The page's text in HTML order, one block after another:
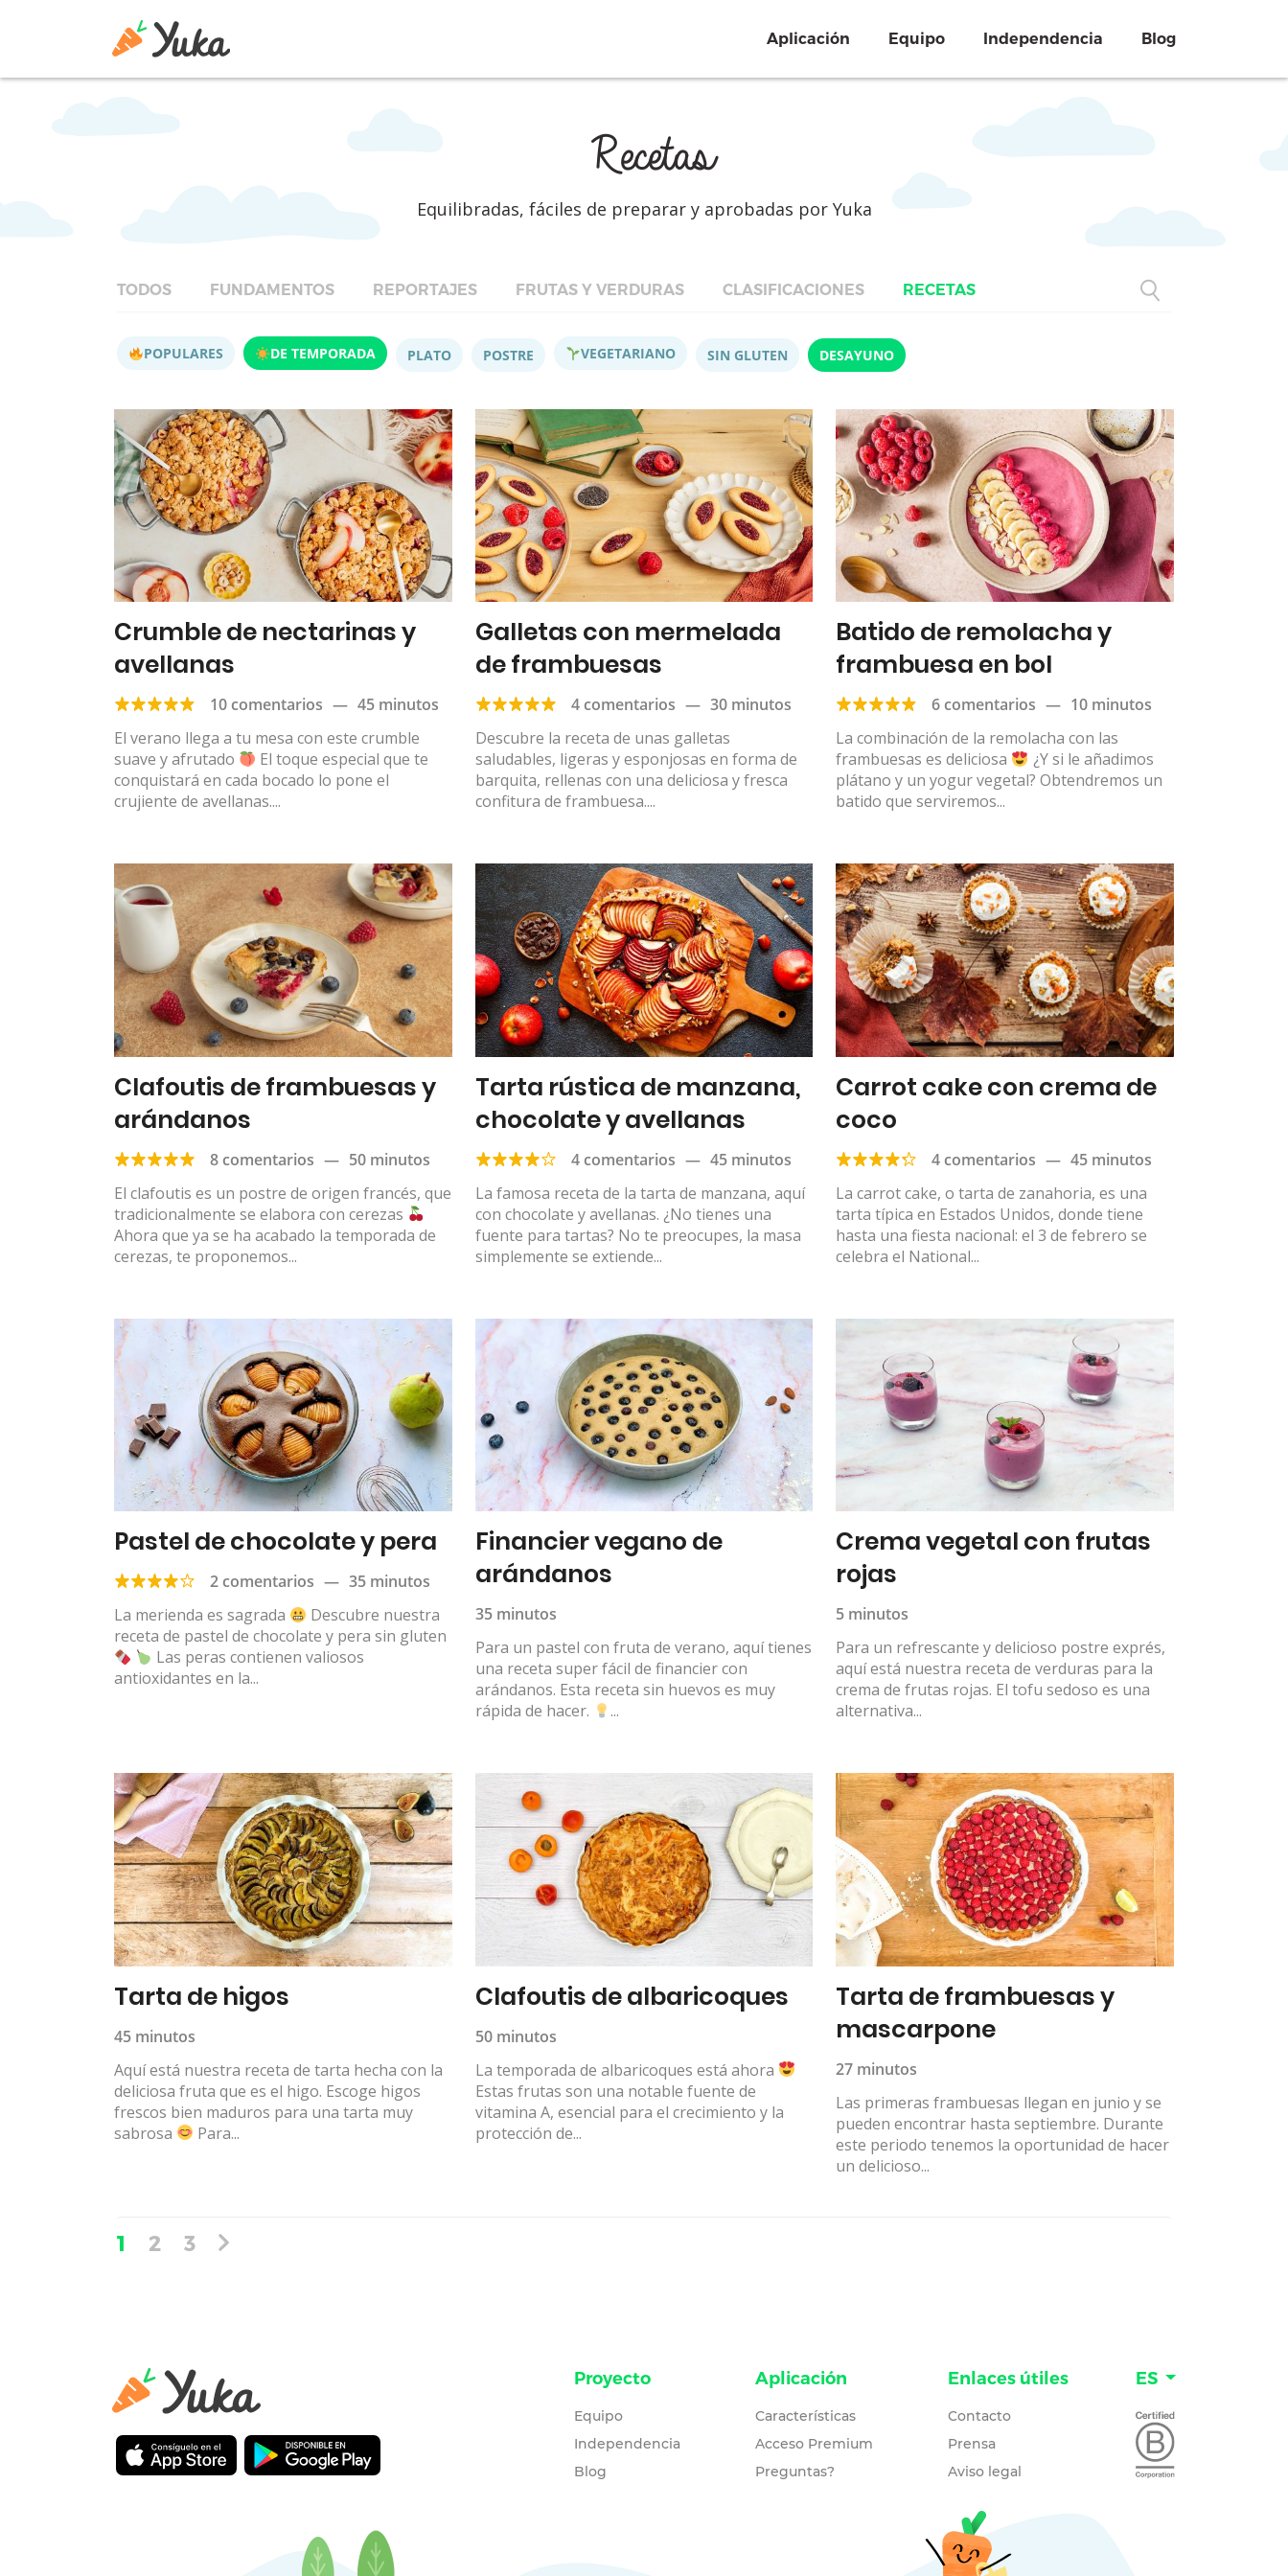
Aplicación Equipo Independencia Blog
Recetas
Equilibradas, fáciles de preparar y aprobadas por Yuka
TODOS FUNDAMENTOS REPORTAJES FRUTAS Y VERDURAS CLASIFICACIONES RECETAS
POPULARES DE TEMPORADA PLATO POSTRE VEGETARIANO SIN GLUTEN DESAYUNO
Crumble de nectarinas y
avellanas
10 comentarios — 45 minutos
El verano llega a tu mesa con este crumble
suave y afrutado
El toque especial que te
conquistará en cada bocado lo pone el
crujiente de avellanas....
Galletas con mermelada
de frambuesas
4 comentarios — 30 minutos
Descubre la receta de unas galletas
saludables, ligeras y esponjosas en forma de
barquita, rellenas con una deliciosa y fresca
confitura de frambuesa....
Batido de remolacha y
frambuesa en bol
6 comentarios — 10 minutos
La combinación de la remolacha con las
frambuesas es deliciosa
¿Y si le añadimos
plátano y un yogur vegetal? Obtendremos un
batido que serviremos...
Clafoutis de frambuesas y
arándanos
8 comentarios — 50 minutos
El clafoutis es un postre de origen francés, que
tradicionalmente se elabora con cerezas
Ahora que ya se ha acabado la temporada de
cerezas, te proponemos...
Tarta rústica de manzana,
chocolate y avellanas
4 comentarios — 45 minutos
La famosa receta de la tarta de manzana, aquí
con chocolate y avellanas. ¿No tienes una
fuente para tartas? No te preocupes, la masa
simplemente se extiende...
Carrot cake con crema de
coco
4 comentarios — 45 minutos
La carrot cake, o tarta de zanahoria, es una
tarta típica en Estados Unidos, donde tiene
hasta una fiesta nacional: el 3 de febrero se
celebra el National...
Pastel de chocolate y pera
2 comentarios — 35 minutos
La merienda es sagrada
Descubre nuestra
receta de pastel de chocolate y pera sin gluten
Las peras contienen valiosos
antioxidantes en la...
Financier vegano de
arándanos
35 minutos
Para un pastel con fruta de verano, aquí tienes
una receta super fácil de financier con
arándanos. Esta receta sin huevos es muy
rápida de hacer.
...
Crema vegetal con frutas
rojas
5 minutos
Para un refrescante y delicioso postre exprés,
aquí está nuestra receta de verduras para la
crema de frutas rojas. El tofu sedoso es una
alternativa...
Tarta de higos
45 minutos
Aquí está nuestra receta de tarta hecha con la
deliciosa fruta que es el higo. Escoge higos
frescos bien maduros para una tarta muy
sabrosa
Para...
Clafoutis de albaricoques
50 minutos
La temporada de albaricoques está ahora
Estas frutas son una notable fuente de
vitamina A, esencial para el crecimiento y la
protección de...
Tarta de frambuesas y
mascarpone
27 minutos
Las primeras frambuesas llegan en junio y se
pueden encontrar hasta septiembre. Durante
este periodo tenemos la oportunidad de hacer
un delicioso...
1 2 3
Proyecto
Equipo
Independencia
Blog
Aplicación
Características
Acceso Premium
Preguntas?
Enlaces útiles
Contacto
Prensa
Aviso legal
ES